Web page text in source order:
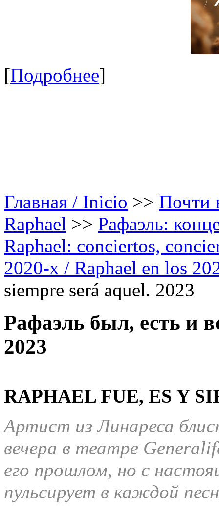
[Подробнее]
Главная / Inicio >> Почти
Raphael >> Рафаэль:
Raphael: conciertos,
2020-х / Raphael en los
siempre será aquel. 2023
Рафаэль был, есть и
2023
RAPHAEL FUE, ES Y
Артист из Линареса
вечера в театре G
его прошлом, но с
пульсирует в каждой